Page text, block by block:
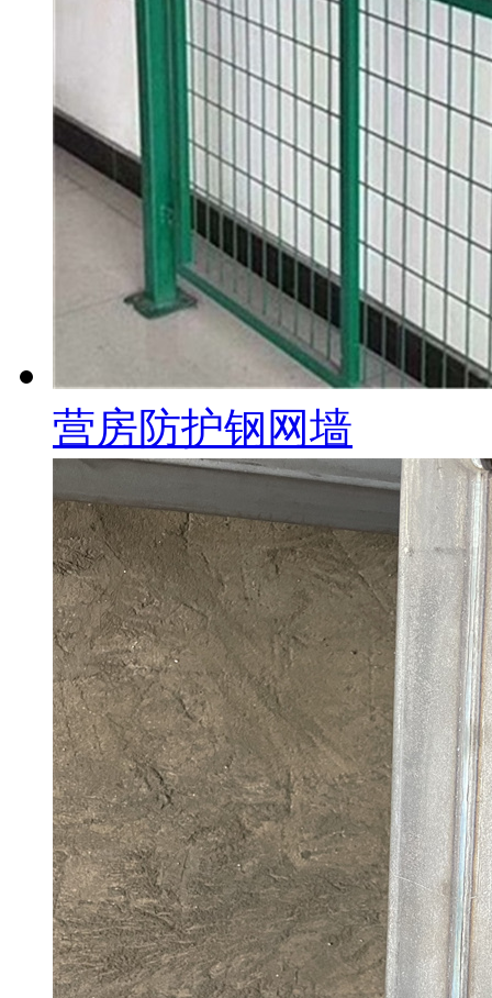
营房防护钢网墙